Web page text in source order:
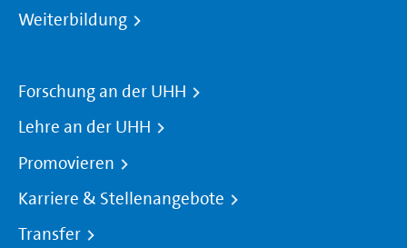
Weiterbildung
Forschung an der UHH
Lehre an der UHH
Promovieren
Karriere & Stellenangebote
Transfer